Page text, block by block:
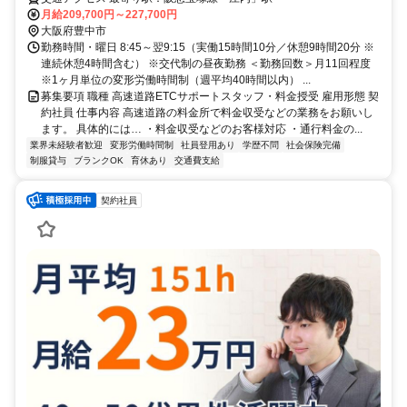
月給209,700円～227,700円
大阪府豊中市
勤務時間・曜日 8:45～翌9:15（実働15時間10分／休憩9時間20分 ※
連続休憩4時間含む） ※交代制の昼夜勤務 ＜勤務回数＞月11回程度
※1ヶ月単位の変形労働時間制（週平均40時間以内） ...
募集要項 職種 高速道路ETCサポートスタッフ・料金授受 雇用形態 契
約社員 仕事内容 高速道路の料金所で料金収受などの業務をお願いし
ます。 具体的には… ・料金収受などのお客様対応 ・通行料金の...
業界未経験者歓迎 変形労働時間制 社員登用あり 学歴不問
社会保険完備
制服貸与
ブランクOK 育休あり 交通費支給
契約社員